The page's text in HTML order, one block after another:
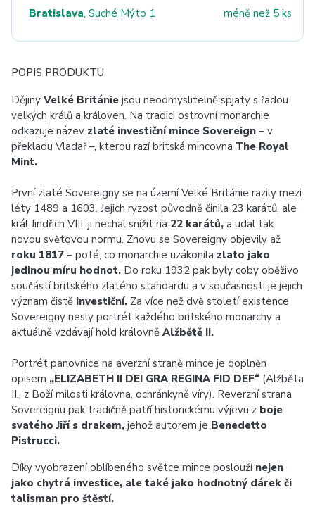
Bratislava, Suché Mýto 1 méně než 5 ks
POPIS PRODUKTU
Dějiny Velké Británie jsou neodmyslitelně spjaty s řadou
velkých králů a královen. Na tradici ostrovní monarchie
odkazuje název zlaté investiční mince Sovereign – v
překladu Vladař –, kterou razí britská mincovna The Royal
Mint.
První zlaté Sovereigny se na území Velké Británie razily mezi
léty 1489 a 1603. Jejich ryzost původně činila 23 karátů, ale
král Jindřich VIII. ji nechal snížit na 22 karátů, a udal tak
novou světovou normu. Znovu se Sovereigny objevily až
roku 1817 – poté, co monarchie uzákonila zlato jako
jedinou míru hodnot. Do roku 1932 pak byly coby oběživo
součástí britského zlatého standardu a v současnosti je jejich
význam čistě investiční. Za více než dvě století existence
Sovereigny nesly portrét každého britského monarchy a
aktuálně vzdávají hold královně Alžbětě II.
Portrét panovnice na averzní straně mince je doplněn
opisem „ELIZABETH II DEI GRA REGINA FID DEF“ (Alžběta
II., z Boží milosti královna, ochránkyně víry). Reverzní strana
Sovereignu pak tradičně patří historickému výjevu z boje
svatého Jiří s drakem, jehož autorem je Benedetto
Pistrucci.
Díky vyobrazení oblíbeného světce mince poslouží nejen
jako chytrá investice, ale také jako hodnotný dárek či
talisman pro štěstí.